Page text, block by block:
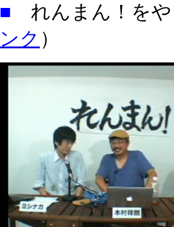
■ れんまん！を
ンク ）